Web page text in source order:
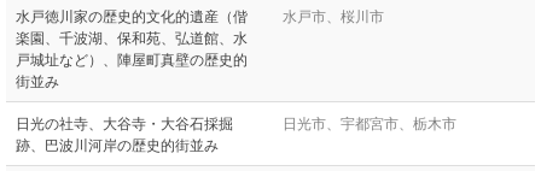
水戸徳川家の歴史的文化的遺産（偕
楽園、千波湖、保和苑、弘道館、水
戸城址など）、陣屋町真壁の歴史的
街並み
水戸市、桜川市
日光の社寺、大谷寺・大谷石採掘
跡、巴波川河岸の歴史的街並み
日光市、宇都宮市、栃木市